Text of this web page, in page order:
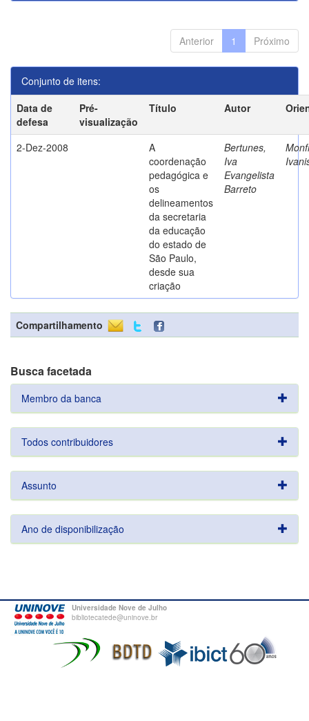
Anterior 1 Próximo
Conjunto de itens:
Data de
defesa
Pré-
visualização
Título Autor
2-Dez-2008
A
coordenação
pedagógica e
os
delineamentos
da secretaria
da educação
do estado de
São Paulo,
desde sua
criação
Bertunes,
Iva
Evangelista
Barreto
Compartilhamento
Busca facetada
Membro da banca
Todos contribuidores
Assunto
Ano de disponibilização
Universidade Nove de Julho
bibliotecatede@uninove.br